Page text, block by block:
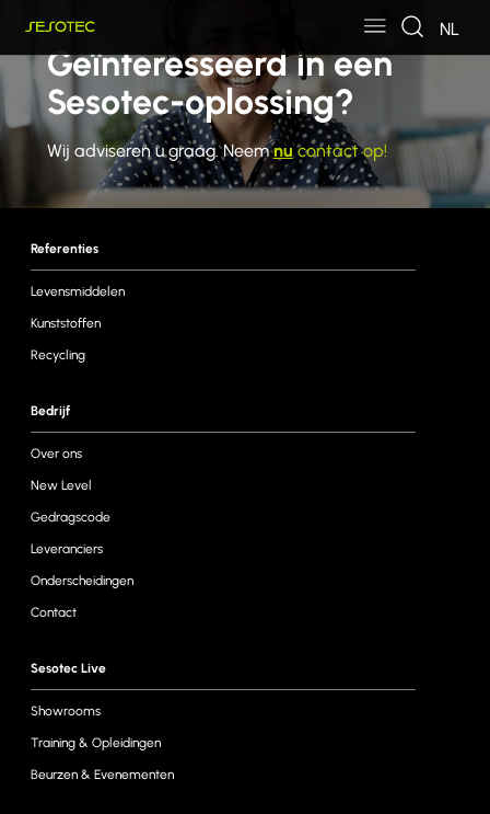
NL
Geïnteresseerd in een
Sesotec-oplossing?
Wij adviseren u graag. Neemnucontact op!
Referenties
Levensmiddelen
Kunststoffen
Recycling
Bedrijf
Over ons
New Level
Gedragscode
Leveranciers
Onderscheidingen
Contact
Sesotec Live
Showrooms
Training & Opleidingen
Beurzen & Evenementen